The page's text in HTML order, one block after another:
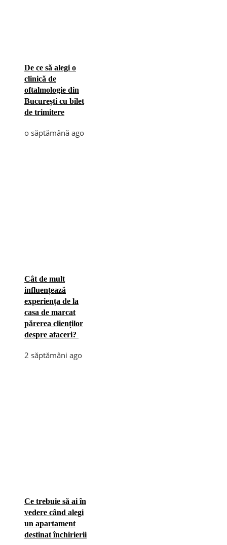
De ce să alegi o
clinică de
oftalmologie din
București cu bilet
de trimitere
o săptămână ago
Cât de mult
influențează
experiența de la
casa de marcat
părerea clienților
despre afaceri?
2 săptămâni ago
Ce trebuie să ai în
vedere când alegi
un apartament
destinat închirierii